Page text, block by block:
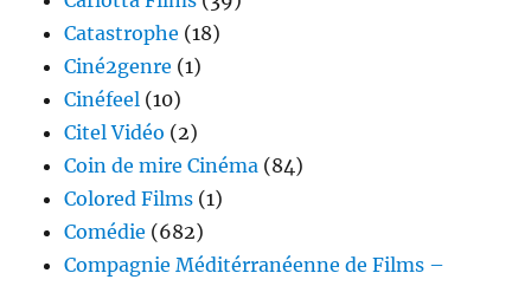
Catastrophe (18)
Ciné2genre (1)
Cinéfeel (10)
Citel Vidéo (2)
Coin de mire Cinéma (84)
Colored Films (1)
Comédie (682)
Compagnie Méditérranéenne de Films –